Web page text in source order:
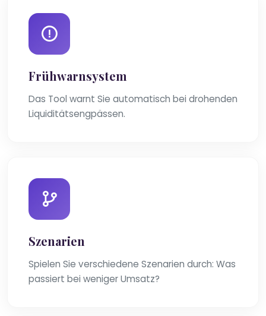
Frühwarnsystem
Das Tool warnt Sie automatisch bei drohenden
Liquiditätsengpässen.
Szenarien
Spielen Sie verschiedene Szenarien durch: Was
passiert bei weniger Umsatz?